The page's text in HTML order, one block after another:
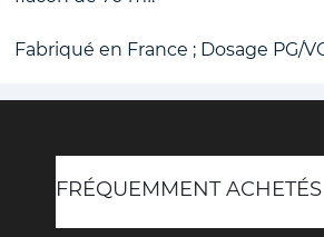
Fabriqué en France ; Dosage PG/
FRÉQUEMMENT